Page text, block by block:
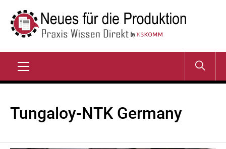
Inhalt
springen
NEUES FÜR DIE
PRODUKTION
Tungaloy-NTK Germany